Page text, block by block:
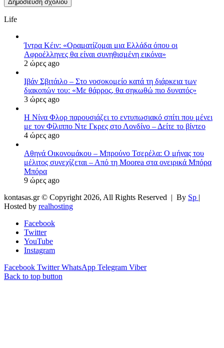
Life
Ίντρα Κέιν: «Οραματίζομαι μια Ελλάδα όπου οι
Αφροέλληνες θα είναι συνηθισμένη εικόνα»
2 ώρες ago
Ιβάν Σβιτάιλο – Στο νοσοκομείο κατά τη διάρκεια των
διακοπών του: «Με θάρρος, θα σηκωθώ πιο δυνατός»
3 ώρες ago
Η Νίνα Φλορ παρουσιάζει το εντυπωσιακό σπίτι που μένει
με τον Φίλιππο Ντε Γκρες στο Λονδίνο – Δείτε το βίντεο
4 ώρες ago
Αθηνά Οικονομάκου – Μπρούνο Τσερέλα: Ο μήνας του
μέλιτος συνεχίζεται – Από τη Moorea στα ονειρικά Μπόρα
Μπόρα
9 ώρες ago
kontasas.gr © Copyright 2026, All Rights Reserved | By Sp |
Hosted by realhosting
Facebook
Twitter
YouTube
Instagram
Facebook Twitter WhatsApp Telegram Viber
Back to top button